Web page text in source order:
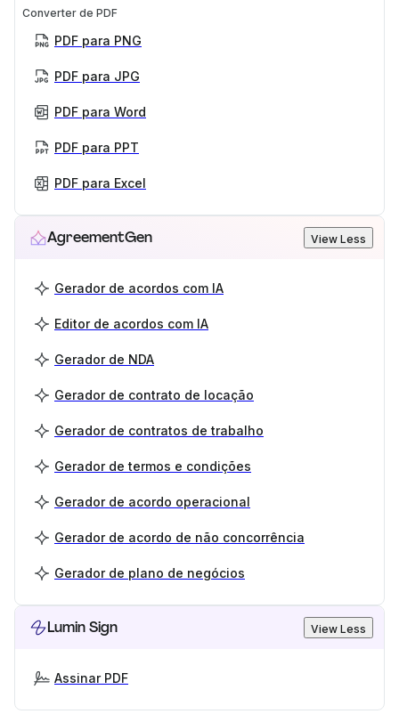
Converter de PDF
PDF para PNG
PDF para JPG
PDF para Word
PDF para PPT
PDF para Excel
AgreementGen View Less
Gerador de acordos com IA
Editor de acordos com IA
Gerador de NDA
Gerador de contrato de locação
Gerador de contratos de trabalho
Gerador de termos e condições
Gerador de acordo operacional
Gerador de acordo de não concorrência
Gerador de plano de negócios
Lumin Sign View Less
Assinar PDF